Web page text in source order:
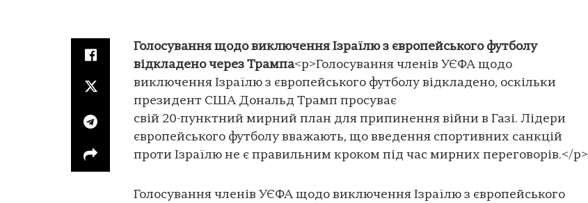
Голосування щодо виключення Ізраїлю з європейського футболу
відкладено через Трампа<p>Голосування членів УЄФА щодо
виключення Ізраїлю з європейського футболу відкладено, оскільки
президент США Дональд Трамп просуває
свій 20-пунктний мирний план для припинення війни в Газі. Лідери
європейського футболу вважають, що введення спортивних санкцій
проти Ізраїлю не є правильним кроком під час мирних переговорів.</p>
Голосування членів УЄФА щодо виключення Ізраїлю з європейського